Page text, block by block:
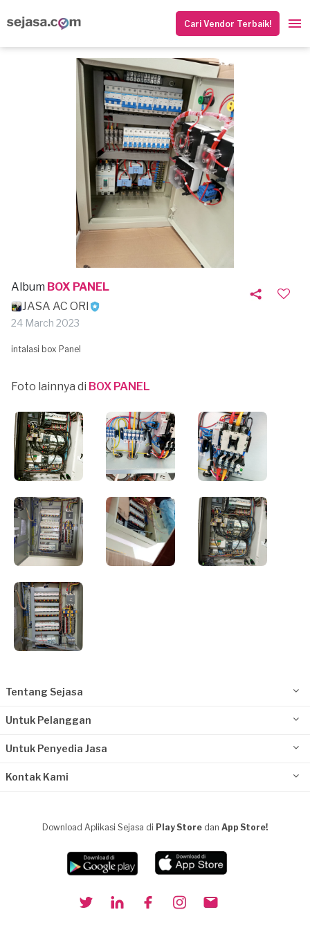
Cari Vendor Terbaik!
Album BOX PANEL
JASA AC ORI
24 March 2023
intalasi box Panel
Foto lainnya di BOX PANEL
Tentang Sejasa
Untuk Pelanggan
Untuk Penyedia Jasa
Kontak Kami
Download Aplikasi Sejasa di Play Store dan App Store!